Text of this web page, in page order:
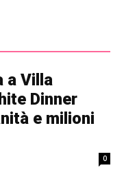
a Villa
Dinner
e milioni
0